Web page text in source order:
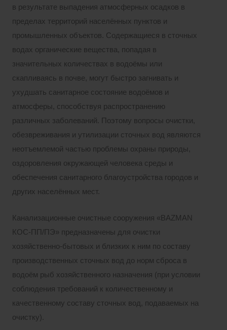
в результате выпадения атмосферных осадков в
пределах территорий населённых пунктов и
промышленных объектов. Содержащиеся в сточных
водах органические вещества, попадая в
значительных количествах в водоёмы или
скапливаясь в почве, могут быстро загнивать и
ухудшать санитарное состояние водоёмов и
атмосферы, способствуя распространению
различных заболеваний. Поэтому вопросы очистки,
обезвреживания и утилизации сточных вод являются
неотъемлемой частью проблемы охраны природы,
оздоровления окружающей человека среды и
обеспечения санитарного благоустройства городов и
других населённых мест.
Канализационные очистные сооружения «BAZMAN
КОС-ПП/ПЭ» предназначены для очистки
хозяйственно-бытовых и близких к ним по составу
производственных сточных вод до норм сброса в
водоём рыб хозяйственного назначения (при условии
соблюдения требований к количественному и
качественному составу сточных вод, подаваемых на
очистку).